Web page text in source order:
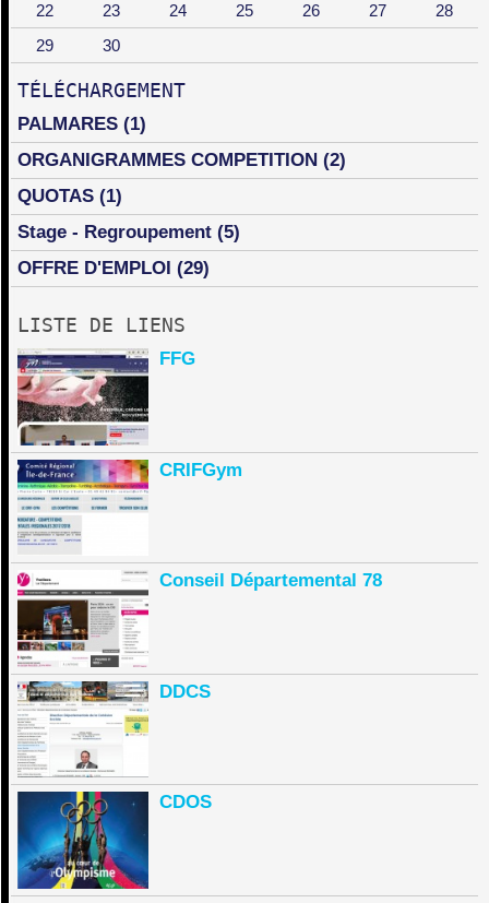
22
23 24 25 26 27
28
29
30
TÉLÉCHARGEMENT
PALMARES (1)
ORGANIGRAMMES COMPETITION (2)
QUOTAS (1)
Stage - Regroupement (5)
OFFRE D'EMPLOI (29)
LISTE DE LIENS
FFG
CRIFGym
Conseil Départemental 78
DDCS
CDOS